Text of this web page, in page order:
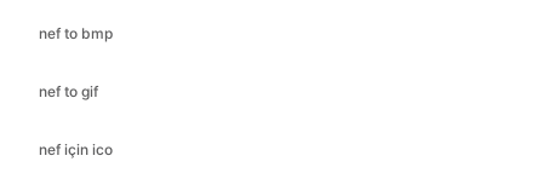
nef to bmp
nef to gif
nef için ico